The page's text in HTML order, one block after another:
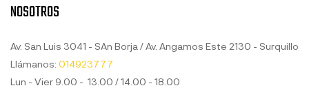
NOSOTROS
Av. San Luis 3041 - SAn Borja / Av. Angamos Este 2130 - Surquillo
Llámanos: 014923777
Lun - Vier 9.00 - 13.00 / 14.00 - 18.00